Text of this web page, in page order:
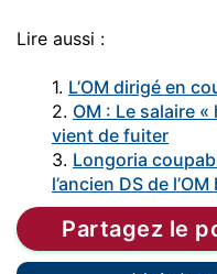
Lire aussi :
1. L’OM dirigé en
2. OM : Le salaire
vient de fuiter
3. Longoria
l’ancien DS de
Partagez le